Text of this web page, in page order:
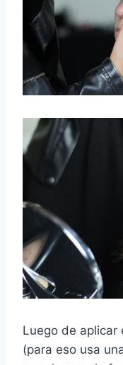
Luego de aplicar
(para eso usa